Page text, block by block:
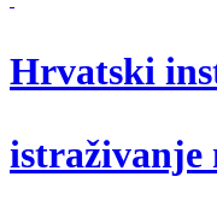
Hrvatski
istraživanje